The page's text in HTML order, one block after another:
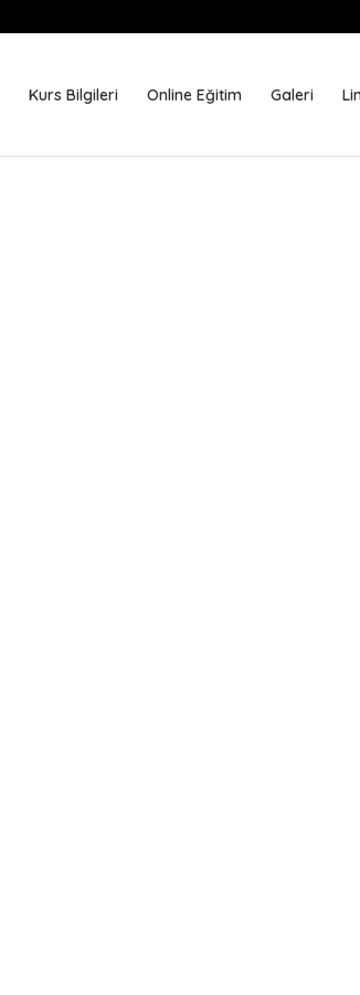
Kurs Bilgileri Online Eğitim Galeri